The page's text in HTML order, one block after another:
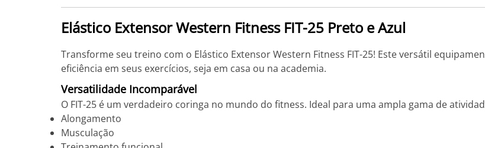
Elástico Extensor Western Fitness FIT-25 Preto e Azul
Transforme seu treino com o Elástico Extensor Western Fitness FIT-25! Este versátil
eficiência em seus exercícios, seja em casa ou na academia.
Versatilidade Incomparável
O FIT-25 é um verdadeiro coringa no mundo do fitness. Ideal para uma ampla gama de
Alongamento
Musculação